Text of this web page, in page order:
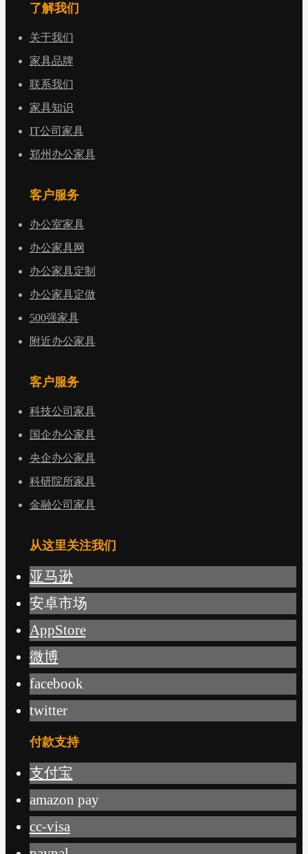
了解我们
关于我们
家具品牌
联系我们
家具知识
IT公司家具
郑州办公家具
客户服务
办公室家具
办公家具网
办公家具定制
办公家具定做
500强家具
附近办公家具
客户服务
科技公司家具
国企办公家具
央企办公家具
科研院所家具
金融公司家具
从这里关注我们
亚马逊
安卓市场
AppStore
微博
facebook
twitter
付款支持
支付宝
amazon pay
cc-visa